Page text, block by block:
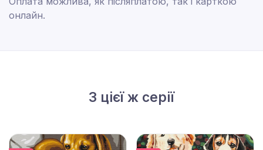
онлайн.
З цієї ж серії